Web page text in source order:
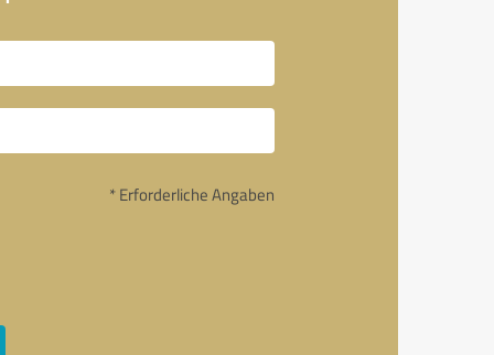
* Erforderliche Angaben